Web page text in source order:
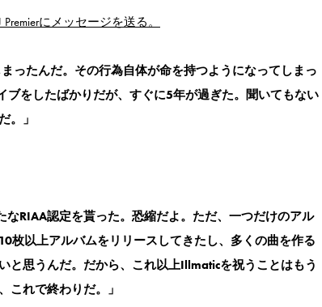
にメッセージを送る。
ったんだ。その行為自体が命を持つようになってしまっ
をしたばかりだが、すぐに5年が過ぎた。聞いてもない
。」
RIAA認定を貰った。恐縮だよ。ただ、一つだけのアル
枚以上アルバムをリリースしてきたし、多くの曲を作る
と思うんだ。だから、これ以上Illmaticを祝うことはもう
これで終わりだ。」